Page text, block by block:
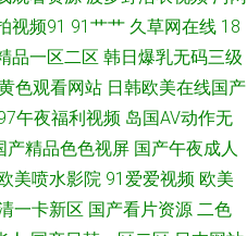
产日韩欧美综合 夜间免费福利传媒视
堂色99 91洮色污污 欧美操妣一区二
视频国产 国产嫩操99 91免费观看cn
男人AV看片资源站 91嫂子 人妻资源
卡视频免费观看 91香蕉电影院 视频
视频91 91艹艹 久草网在线 18
品一区二区 韩日爆乳无码三级
色观看网站 日韩欧美在线国产
午夜福利视频 岛国AV动作无
产精品色色视屏 国产午夜成人
美喷水影院 91爱爱视频 欧美
一卡新区 国产看片资源 二色